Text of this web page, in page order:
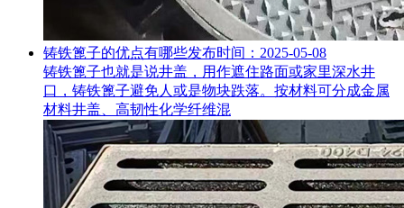
铸铁篦子的优点有哪些发布时间：2025-05-08
铸铁篦子也就是说井盖，用作遮住路面或家里深水井
口，铸铁篦子避免人或是物块跌落。按材料可分成金属
材料井盖、高韧性化学纤维混